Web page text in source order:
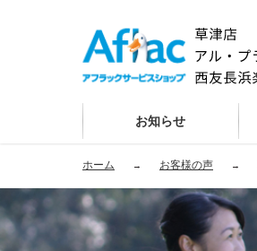
お知らせ
ホーム お客様の声